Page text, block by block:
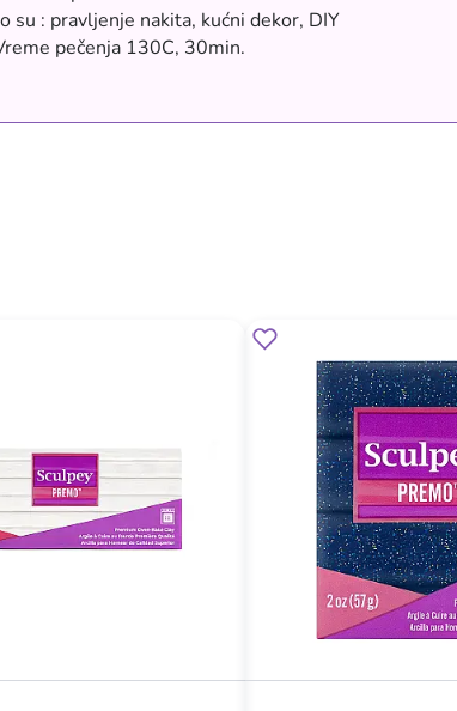
su : pravljenje nakita, kućni dekor, DIY
pečenja 130C, 30min.